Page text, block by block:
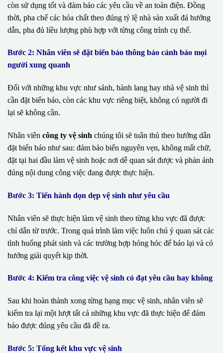
còn sử dụng tốt và đảm bảo các yêu cầu về an toàn điện. Đồng
thời, pha chế các hóa chất theo đúng tỷ lệ nhà sản xuất đá hướng
dẫn, pha đủ liều lượng phù hợp với từng công trình cụ thể.
Bước 2: Nhân viên sẽ đặt biển báo thông báo cảnh báo mọi
người xung quanh
Đối với những khu vực như sảnh, hành lang hay nhà vệ sinh thì
cần đặt biển báo, còn các khu vực riêng biệt, không có người đi
lại sẽ không cần.
Nhân viên công ty vệ sinh chúng tôi sẽ tuân thủ theo hướng dẫn
đặt biển báo như sau: đảm bảo biển nguyên vẹn, không mất chữ,
đặt tại hai đầu làm vệ sinh hoặc nơi dễ quan sát được và phản ánh
đúng nội dung công việc đang được thực hiện.
Bước 3: Tiến hành dọn dẹp vệ sinh như yêu cầu
Nhân viên sẽ thực hiện làm vệ sinh theo từng khu vực đã được
chỉ dẫn từ trước. Trong quá trình làm việc luôn chú ý quan sát các
tình huống phát sinh và các trường hợp hỏng hóc để báo lại và có
hướng giải quyết kịp thời.
Bước 4: Kiểm tra công việc vệ sinh có đạt yêu cầu hay không
Sau khi hoàn thành xong từng hạng mục vệ sinh, nhân viên sẽ
kiểm tra lại một lượt tất cả những khu vực đã thực hiện để đảm
bảo được đúng yêu cầu đã đề ra.
Bước 5: Tổng kết khu vực vệ sinh